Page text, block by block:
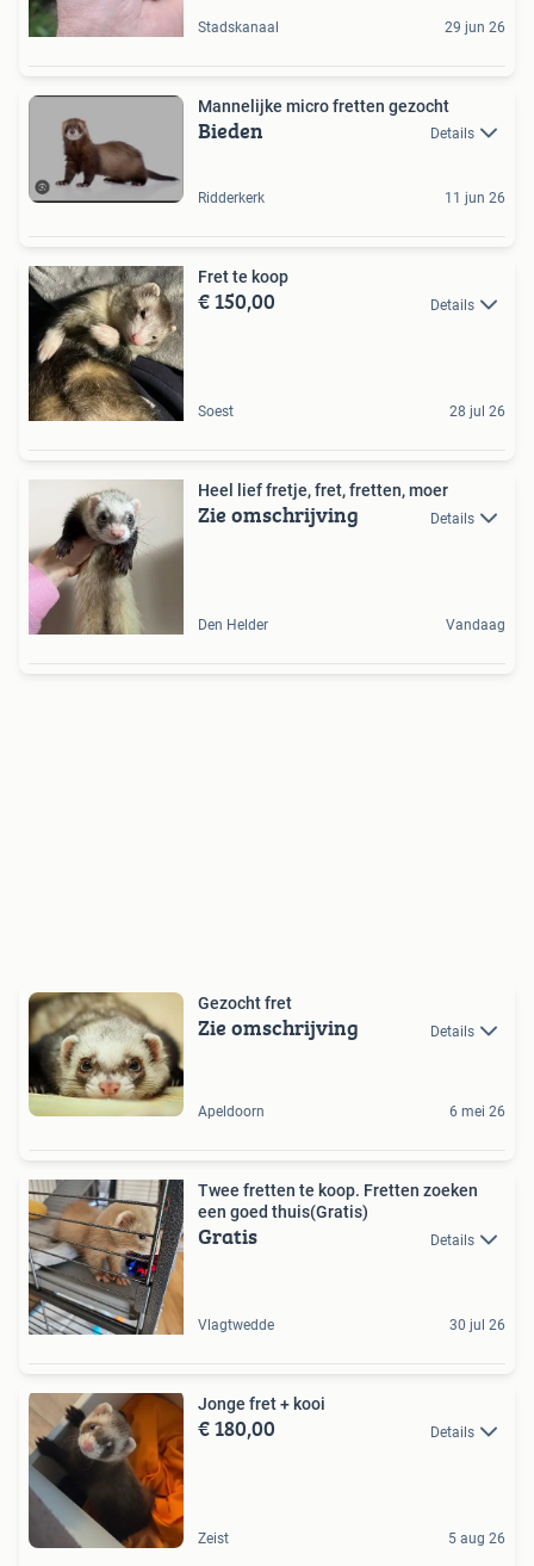
Stadskanaal 29 jun 26
Mannelijke micro fretten gezocht
Bieden Details
Ridderkerk 11 jun 26
Fret te koop
€ 150,00 Details
Soest 28 jul 26
Heel lief fretje, fret, fretten, moer
Zie omschrijving Details
Den Helder Vandaag
Gezocht fret
Zie omschrijving Details
Apeldoorn 6 mei 26
Twee fretten te koop. Fretten zoeken
een goed thuis(Gratis)
Gratis Details
Vlagtwedde 30 jul 26
Jonge fret + kooi
€ 180,00 Details
Zeist 5 aug 26